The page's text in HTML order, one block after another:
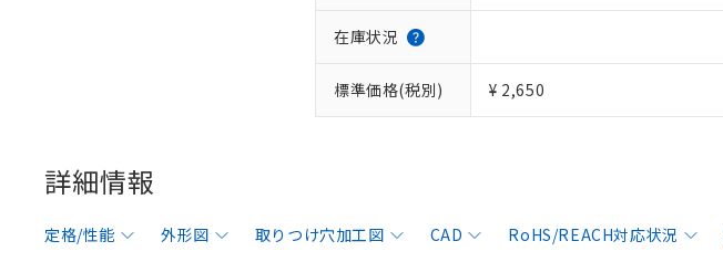
在庫状況
標準価格(税別) ¥ 2,650
詳細情報
定格/性能 外形図 取りつけ穴加工図 CAD RoHS/REACH対応状況